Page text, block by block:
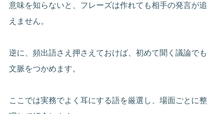
意味を知らないと、フレーズは作れても相手の発言が追
えません。
逆に、頻出語さえ押さえておけば、初めて聞く議論でも
文脈をつかめます。
ここでは実務でよく耳にする語を厳選し、場面ごとに整